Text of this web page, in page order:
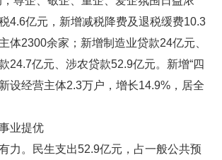
4.6亿元，新增减税降费及退税缓费10.3
体2300余家；新增制造业贷款24亿元、
24.7亿元、涉农贷款52.9亿元。新增“四
新设经营主体2.3万户，增长14.9%，居全
业提优
力。民生支出52.9亿元，占一般公共预